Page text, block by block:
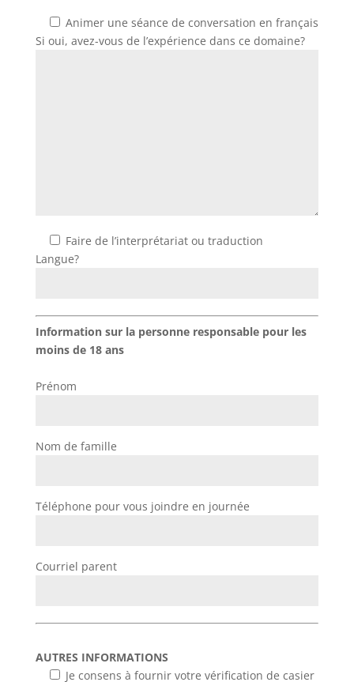
Animer une séance de conversation en français
Si oui, avez-vous de l’expérience dans ce domaine?
Faire de l’interprétariat ou traduction
Langue?
Information sur la personne responsable pour les
moins de 18 ans
Prénom
Nom de famille
Téléphone pour vous joindre en journée
Courriel parent
AUTRES INFORMATIONS
Je consens à fournir votre vérification de casier